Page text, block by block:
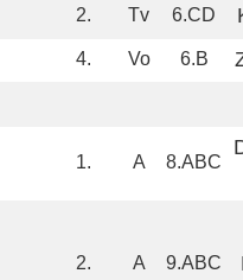
2. Tv 6.CD
4. Vo 6.B
1. A 8.ABC
2. A 9.ABC